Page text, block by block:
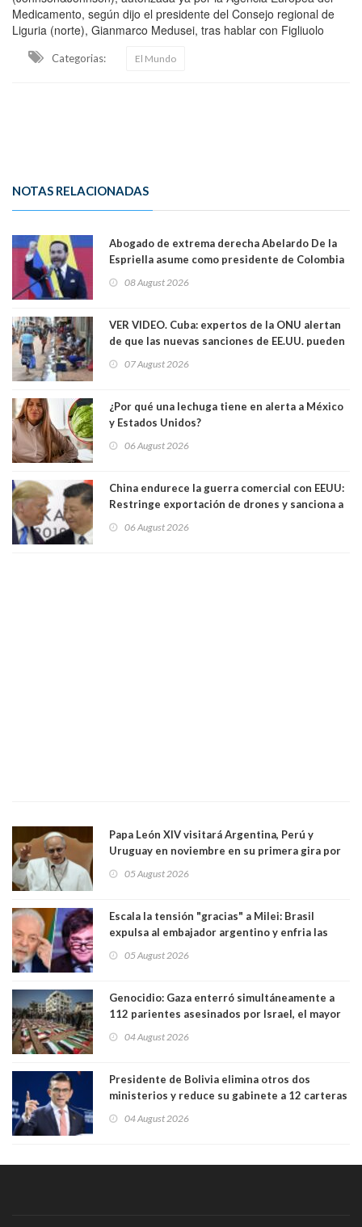
Medicamento, según dijo el presidente del Consejo regional de
Liguria (norte), Gianmarco Medusei, tras hablar con Figliuolo
Categorias: El Mundo
NOTAS RELACIONADAS
Abogado de extrema derecha Abelardo De la
Espriella asume como presidente de Colombia
08 August 2026
VER VIDEO. Cuba: expertos de la ONU alertan
de que las nuevas sanciones de EE.UU. pueden
07 August 2026
¿Por qué una lechuga tiene en alerta a México
y Estados Unidos?
06 August 2026
China endurece la guerra comercial con EEUU:
Restringe exportación de drones y sanciona a
06 August 2026
Papa León XIV visitará Argentina, Perú y
Uruguay en noviembre en su primera gira por
05 August 2026
Escala la tensión "gracias" a Milei: Brasil
expulsa al embajador argentino y enfria las
trasandino
05 August 2026
Genocidio: Gaza enterró simultáneamente a
112 parientes asesinados por Israel, el mayor
muertos figuran 44 niños y nueve ancianos
04 August 2026
Presidente de Bolivia elimina otros dos
ministerios y reduce su gabinete a 12 carteras
04 August 2026